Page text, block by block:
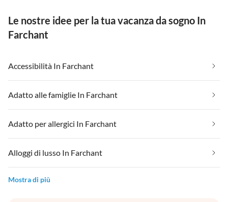
Le nostre idee per la tua vacanza da sogno In
Farchant
Accessibilità In Farchant
Adatto alle famiglie In Farchant
Adatto per allergici In Farchant
Alloggi di lusso In Farchant
Mostra di più